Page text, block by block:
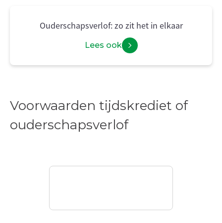
Ouderschapsverlof: zo zit het in elkaar
Lees ook
Voorwaarden tijdskrediet of
ouderschapsverlof